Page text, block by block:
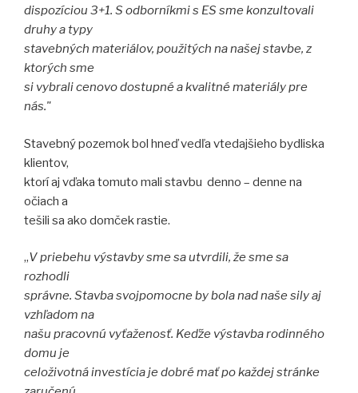
dispozíciou 3+1. S odborníkmi s ES sme konzultovali
druhy a typy
stavebných materiálov, použitých na našej stavbe, z
ktorých sme
si vybrali cenovo dostupné a kvalitné materiály pre
nás."
Stavebný pozemok bol hneď vedľa vtedajšieho bydliska
klientov,
ktorí aj vďaka tomuto mali stavbu denno – denne na
očiach a
tešili sa ako domček rastie.
„V priebehu výstavby sme sa utvrdili, že sme sa
rozhodli
správne. Stavba svojpomocne by bola nad naše sily aj
vzhľadom na
našu pracovnú vyťaženosť. Keďže výstavba rodinného
domu je
celoživotná investícia je dobré mať po každej stránke